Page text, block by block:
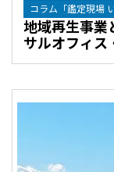
コラム「鑑定現場
地域再生事業
サルオフィス